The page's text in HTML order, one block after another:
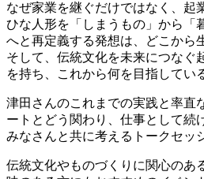
なぜ家業を継ぐだけではなく、起
ひな人形を「しまうもの」から「
へと再定義する発想は、どこから
そして、伝統文化を未来につなぐ
を持ち、これから何を目指してい
津田さんのこれまでの実践と率直
ートとどう関わり、仕事として続
みなさんと共に考えるトークセッ
伝統文化やものづくりに関心のあ